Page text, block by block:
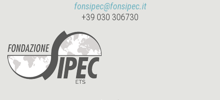
fonsipec@fonsipec.it
+39 030 306730